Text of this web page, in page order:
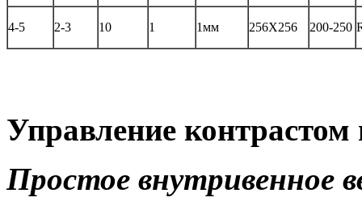
4-5 2-3 10 1 1мм 256X256 200-250
Управление
Простое внутривенное